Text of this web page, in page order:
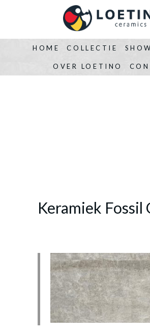
HOME COLLECTIE
OVER LOETINO
Keramiek Fossil